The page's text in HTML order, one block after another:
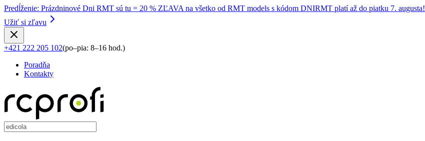
Predĺženie: Prázdninové Dni RMT sú tu = 20 % ZĽAVA na všetko od RMT models s kódom DNIRMT platí až do piatku 7. augusta!
Užiť si zľavu
+421 222 205 102(po–pia: 8–16 hod.)
Poradňa
Kontakty